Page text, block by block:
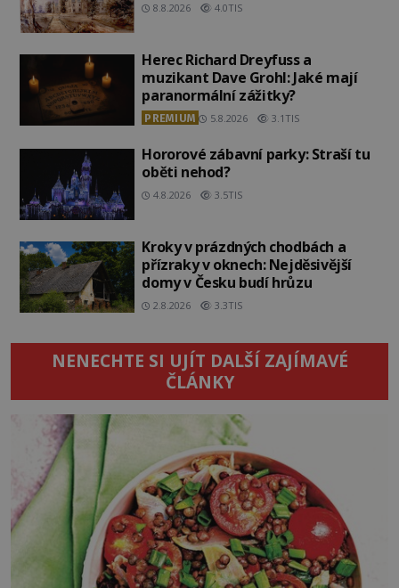
8.8.2026 4.0TIS
Herec Richard Dreyfuss a
muzikant Dave Grohl: Jaké mají
paranormální zážitky?
PREMIUM 5.8.2026 3.1TIS
Hororové zábavní parky: Straší tu
oběti nehod?
4.8.2026 3.5TIS
Kroky v prázdných chodbách a
přízraky v oknech: Nejděsivější
domy v Česku budí hrůzu
2.8.2026 3.3TIS
NENECHTE SI UJÍT DALŠÍ ZAJÍMAVÉ
ČLÁNKY